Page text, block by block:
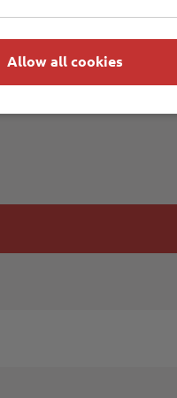
Sollten Sie noch
Allow all cookies